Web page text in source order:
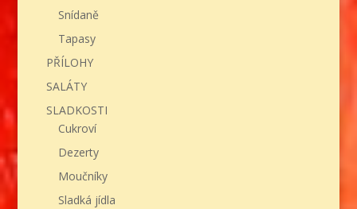
Snídaně
Tapasy
PŘÍLOHY
SALÁTY
SLADKOSTI
Cukroví
Dezerty
Moučníky
Sladká jídla